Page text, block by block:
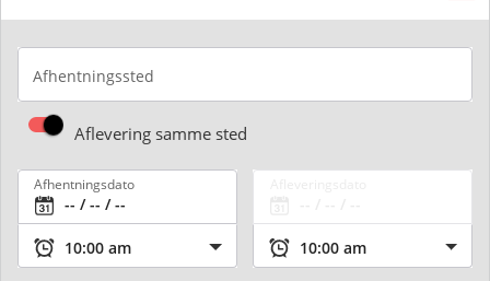
Afhentningssted
Aflevering samme sted
Afhentningsdato